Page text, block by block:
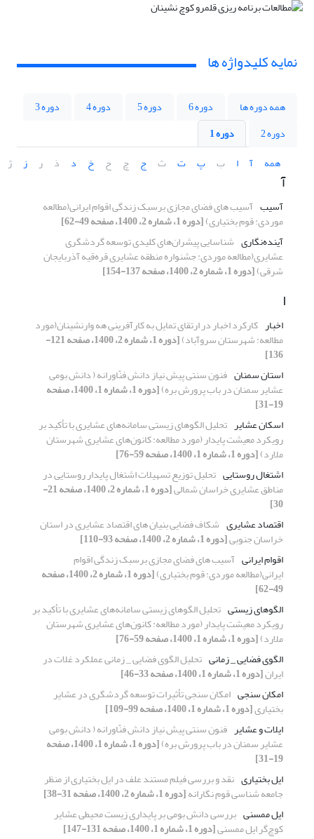
نمایه کلیدواژه ها
همه دوره ها دوره 6 دوره 5 دوره 4
دوره 3
دوره 2
دوره 1
همه
آ ا ب پ ت ث ج چ ح خ د ذ ر ز ژ
آ
آسیب آسیب های فضای مجازی برسبک زندگی اقوام ایرانی(مطالعه
موردی: قوم بختیاری)[دوره 1، شماره 2، 1400، صفحه 49-62]
آینده‌نگاری شناسایی پیشران‌های کلیدی توسعه گردشگری
عشایری(مطالعه موردی: جشنواره منطقه عشایری قره‌قیه آذربایجان
شرقی)[دوره 1، شماره 2، 1400، صفحه 137-154]
ا
اخبار کارکرد اخبار در ارتقای تمایل به کارآفرینی هه وارنشینان(مورد
مطالعه: شهرستان سروآباد) [دوره 1، شماره 2، 1400، صفحه 121-
136]
استان سمنان فنون سنتی پیش نیاز دانش فنّاورانه ( دانش بومی
عشایر سمنان در باب پرورش بره) [دوره 1، شماره 1، 1400، صفحه
19-31]
اسکان‌ عشایر تحلیل الگوهای زیستی سامانه‌های عشایری با تأکید بر
رویکرد معیشت پایدار (مورد مطالعه: کانون‌های عشایری شهرستان
ملارد)[دوره 1، شماره 1، 1400، صفحه 59-76]
اشتغال روستایی تحلیل توزیع تسهیلات اشتغال پایدار روستایی در
مناطق عشایری خراسان شمالی [دوره 1، شماره 2، 1400، صفحه 21-
30]
اقتصاد عشایری شکاف فضایی بنیان های اقتصاد عشایری در استان
خراسان جنوبی[دوره 1، شماره 2، 1400، صفحه 93-110]
اقوام ایرانی آسیب های فضای مجازی برسبک زندگی اقوام
ایرانی(مطالعه موردی: قوم بختیاری) [دوره 1، شماره 2، 1400، صفحه
49-62]
الگوهای زیستی تحلیل الگوهای زیستی سامانه‌های عشایری با تأکید بر
رویکرد معیشت پایدار (مورد مطالعه: کانون‌های عشایری شهرستان
ملارد)[دوره 1، شماره 1، 1400، صفحه 59-76]
الگوی فضایی _ زمانی تحلیل الگوی فضایی _ زمانی عملکرد غلات در
ایران[دوره 1، شماره 1، 1400، صفحه 33-46]
امکان سنجی امکان سنجی تأثیرات توسعه گردشگری در عشایر
بختیاری[دوره 1، شماره 1، 1400، صفحه 99-109]
ایلات و عشایر فنون سنتی پیش نیاز دانش فنّاورانه ( دانش بومی
عشایر سمنان در باب پرورش بره) [دوره 1، شماره 1، 1400، صفحه
19-31]
ایل بختیاری نقد و بررسی فیلم مستند علف در ایل بختیاری از منظر
جامعه شناسی قوم نگارانه[دوره 1، شماره 2، 1400، صفحه 31-38]
ایل ممسنی بررسی دانش بومی بر پایداری زیست محیطی عشایر
کوچ‌گر ایل ممسنی[دوره 1، شماره 1، 1400، صفحه 131-147]